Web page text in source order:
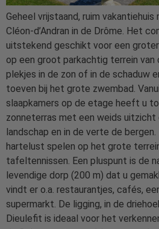
Geheel vrijstaand, ruim
Cléon-d’Andran in de Drôme. Het
uitstekend geschikt voor een
op een groot parkachtig terrein van
plekjes in de zon of in de schaduw
toeven bij het grote zwembad.
slaapkamers op de etage heeft u
zonneterras met een weids uitzicht
landschap en in de verte de bergen.
hartelust spelen op het grote
tafeltennissen. Een pluspunt is de
levendige dorp (200 m) dat u
vindt er o.a. restaurantjes, cafés,
supermarkt. De ligging, in de
Dieulefit is ideaal voor het